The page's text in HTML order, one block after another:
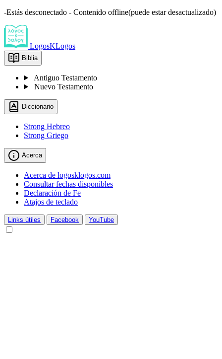
-Estás desconectado - Contenido offline(puede estar desactualizado)
LogosKLogos
Biblia
Antiguo Testamento
Nuevo Testamento
Diccionario
Strong Hebreo
Strong Griego
Acerca
Acerca de logosklogos.com
Consultar fechas disponibles
Declaración de Fe
Atajos de teclado
Links útiles Facebook YouTube